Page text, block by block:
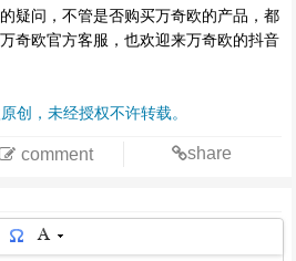
疑问，不管是否购买万奇欧的产品，都
奇欧官方客服，也欢迎来万奇欧的抖音
创，未经授权不许转载。
comment share